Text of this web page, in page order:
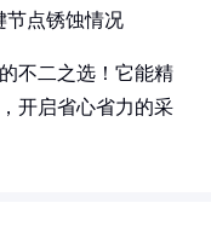
节点锈蚀情况
不二之选！它能精
开启省心省力的采